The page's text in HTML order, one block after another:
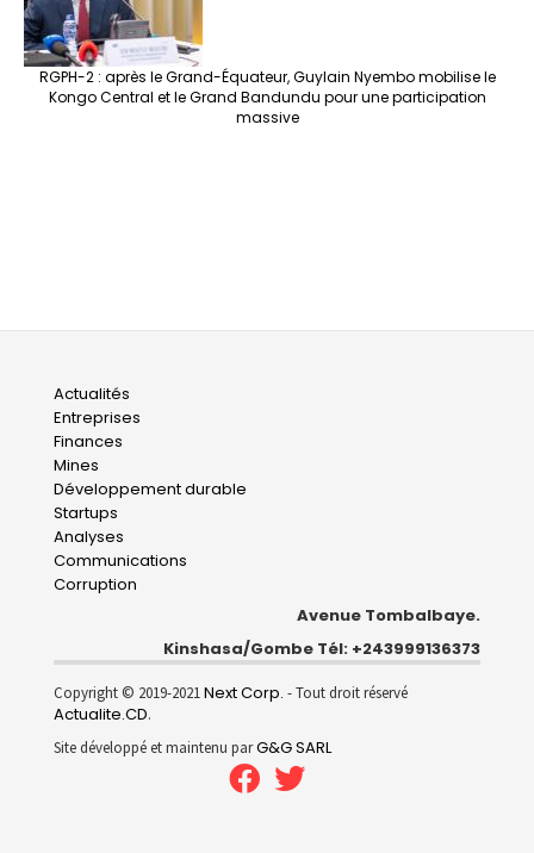
RGPH-2 : après le Grand-Équateur, Guylain Nyembo mobilise le
Kongo Central et le Grand Bandundu pour une participation
massive
Main
navigation
Actualités
Entreprises
Finances
Mines
Développement durable
Startups
Analyses
Communications
Corruption
Avenue Tombalbaye.
Kinshasa/Gombe Tél: +243999136373
Copyright © 2019-2021Next Corp. - Tout droit réservé
Actualite.CD.
Site développé et maintenu parG&G SARL